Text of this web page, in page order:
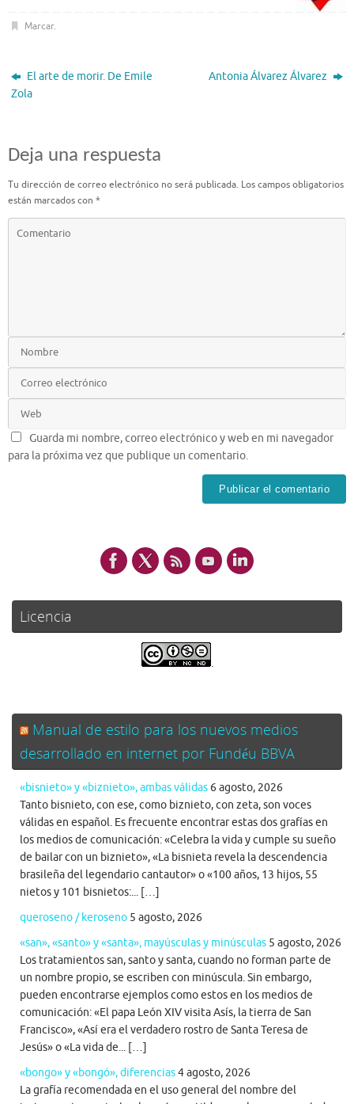
Marcar.
El arte de morir. De Emile
Zola
Antonia Álvarez Álvarez
Deja una respuesta
Tu dirección de correo electrónico no será publicada. Los campos obligatorios
están marcados con *
Guarda mi nombre, correo electrónico y web en mi navegador
para la próxima vez que publique un comentario.
Licencia
.
Manual de estilo para los nuevos medios
desarrollado en internet por Fundéu BBVA
«bisnieto» y «biznieto», ambas válidas 6 agosto, 2026
Tanto bisnieto, con ese, como biznieto, con zeta, son voces
válidas en español. Es frecuente encontrar estas dos grafías en
los medios de comunicación: «Celebra la vida y cumple su sueño
de bailar con un biznieto», «La bisnieta revela la descendencia
brasileña del legendario cantautor» o «100 años, 13 hijos, 55
nietos y 101 bisnietos:... […]
queroseno / keroseno 5 agosto, 2026
«san», «santo» y «santa», mayúsculas y minúsculas 5 agosto, 2026
Los tratamientos san, santo y santa, cuando no forman parte de
un nombre propio, se escriben con minúscula. Sin embargo,
pueden encontrarse ejemplos como estos en los medios de
comunicación: «El papa León XIV visita Asís, la tierra de San
Francisco», «Así era el verdadero rostro de Santa Teresa de
Jesús» o «La vida de... […]
«bongo» y «bongó», diferencias4 agosto, 2026
La grafía recomendada en el uso general del nombre del